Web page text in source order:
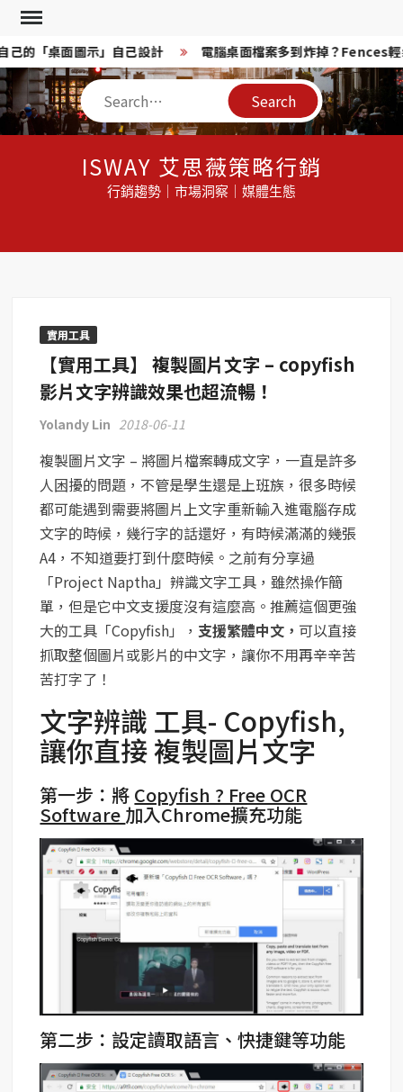
Skip
content
的「桌面圖示」自己設計 電腦桌面檔案多到炸掉？Fences輕
Search
ISWAY 艾思薇策略行銷
行銷趨勢｜市場洞察｜媒體生態
實用工具
【實用工具】 複製圖片文字 – copyfish
影片文字辨識效果也超流暢！
Yolandy Lin 2018-06-11
複製圖片文字 – 將圖片檔案轉成文字，一直是許多
人困擾的問題，不管是學生還是上班族，很多時候
都可能遇到需要將圖片上文字重新輸入進電腦存成
文字的時候，幾行字的話還好，有時候滿滿的幾張
A4，不知道要打到什麼時候。之前有分享過
「Project Naptha」辨識文字工具，雖然操作簡
單，但是它中文支援度沒有這麼高。推薦這個更強
大的工具「Copyfish」， 支援繁體中文， 可以直接
抓取整個圖片或影片的中文字，讓你不用再辛辛苦
苦打字了！
文字辨識 工具- Copyfish,
讓你直接 複製圖片文字
第一步：將 Copyfish ? Free OCR
Software 加入Chrome擴充功能
第二步：設定讀取語言、快捷鍵等功能